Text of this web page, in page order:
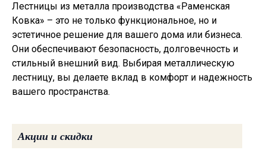
Акции и скидки
Лестницы из металла производства «Раменская
Ковка» – это не только функциональное, но и
эстетичное решение для вашего дома или бизнеса.
Они обеспечивают безопасность, долговечность и
стильный внешний вид. Выбирая металлическую
лестницу, вы делаете вклад в комфорт и надежность
вашего пространства.